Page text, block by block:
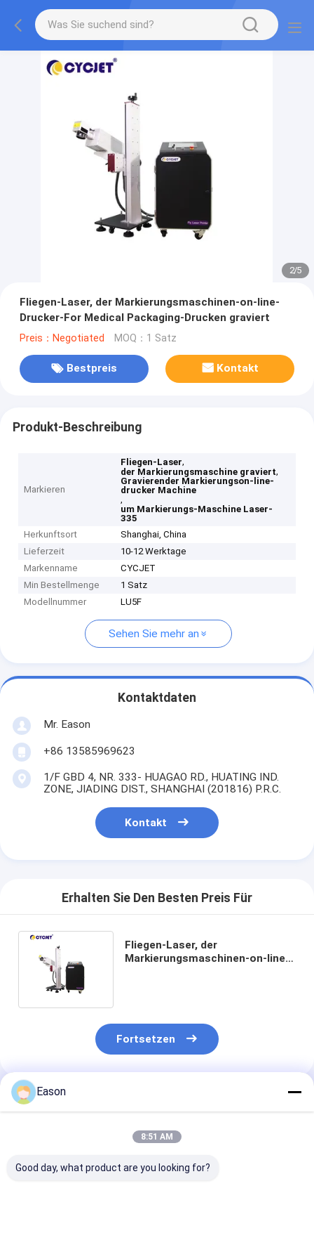
2/5
Fliegen-Laser, der Markierungsmaschinen-on-line-
Drucker-For Medical Packaging-Drucken graviert
Preis：Negotiated MOQ：1 Satz
Bestpreis Kontakt
Produkt-Beschreibung
Markieren
Fliegen-Laser,
der Markierungsmaschine graviert,
Gravierender Markierungson-line-
drucker Machine
,
um Markierungs-Maschine Laser-
335
Herkunftsort
Shanghai, China
Lieferzeit
10-12 Werktage
Markenname
CYCJET
Min Bestellmenge
1 Satz
Modellnummer
LU5F
Sehen Sie mehr an
Kontaktdaten
Mr. Eason
+86 13585969623
1/F GBD 4, NR. 333- HUAGAO RD., HUATING IND.
ZONE, JIADING DIST., SHANGHAI (201816) P.R.C.
Kontakt
Erhalten Sie Den Besten Preis Für
Fliegen-Laser, der
Markierungsmaschinen-on-line-
Fortsetzen
Empfohlene Produkte
Eason
8:51 AM
Good day, what product are you looking for?